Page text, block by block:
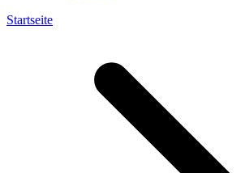
Startseite